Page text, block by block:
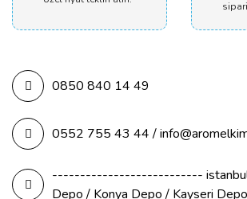
0850 840 14 49
0552 755 43 44 /
--------------------------- istanbul
Depo / Konya Depo / Kayseri